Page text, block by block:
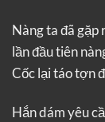
Nàng ta đã
lần đầu tiên
Cốc lại táo tợn
Hắn dám yêu